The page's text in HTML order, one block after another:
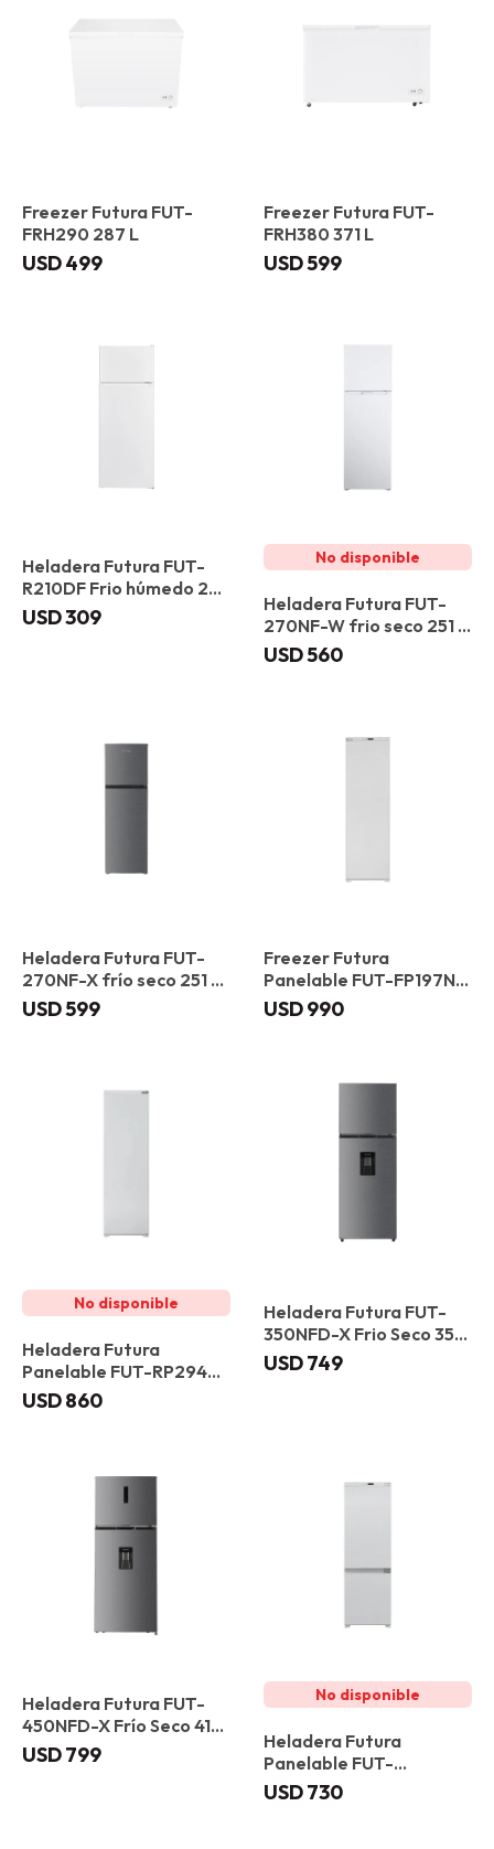
Freezer Futura FUT-
FRH290 287 L
USD499
Freezer Futura FUT-
FRH380 371 L
USD599
Heladera Futura FUT-
R210DF Frio húmedo 205
LUSD309
Heladera Futura FUT-
270NF-W frio seco 251 L
Blanca
USD560
Heladera Futura FUT-
270NF-X frío seco 251 L
Inox
USD599
Freezer Futura
Panelable FUT-FP197NF
197 L
USD990
Heladera Futura
Panelable FUT-RP294NF
Frio Seco 300 L
USD860
Heladera Futura FUT-
350NFD-X Frio Seco 354
LUSD749
Heladera Futura FUT-
450NFD-X Frío Seco 417
LUSD799
Heladera Futura
Panelable FUT-
RCP243NF Frio Seco 243
USD730